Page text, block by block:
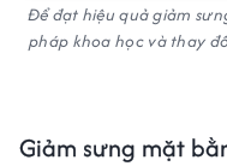
Để đạt hiệu quả giảm
pháp khoa học và thay
Giảm sưng mặt